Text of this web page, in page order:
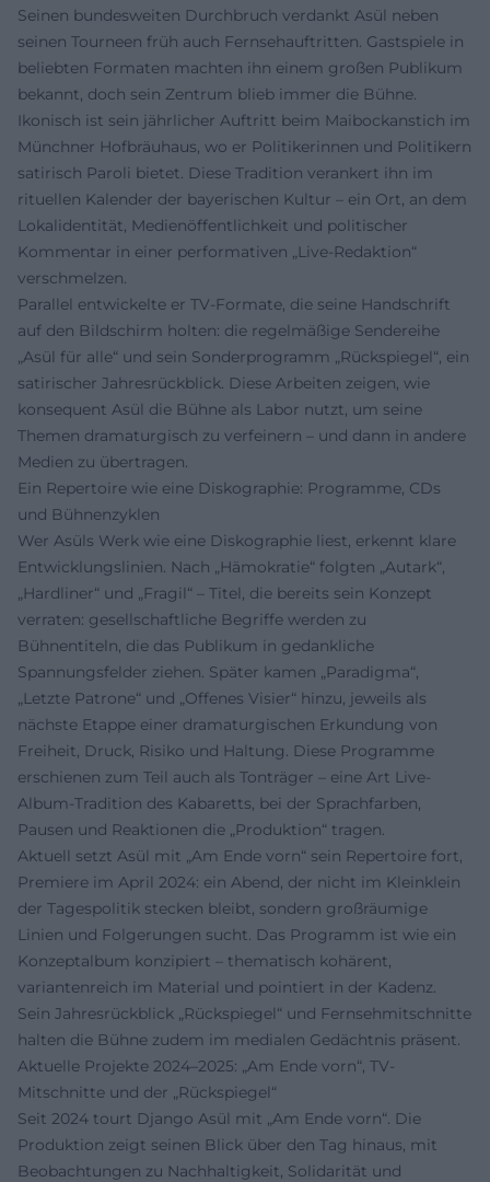
Seinen bundesweiten Durchbruch verdankt Asül neben
seinen Tourneen früh auch Fernsehauftritten. Gastspiele in
beliebten Formaten machten ihn einem großen Publikum
bekannt, doch sein Zentrum blieb immer die Bühne.
Ikonisch ist sein jährlicher Auftritt beim Maibockanstich im
Münchner Hofbräuhaus, wo er Politikerinnen und Politikern
satirisch Paroli bietet. Diese Tradition verankert ihn im
rituellen Kalender der bayerischen Kultur – ein Ort, an dem
Lokalidentität, Medienöffentlichkeit und politischer
Kommentar in einer performativen „Live-Redaktion“
verschmelzen.
Parallel entwickelte er TV-Formate, die seine Handschrift
auf den Bildschirm holten: die regelmäßige Sendereihe
„Asül für alle“ und sein Sonderprogramm „Rückspiegel“, ein
satirischer Jahresrückblick. Diese Arbeiten zeigen, wie
konsequent Asül die Bühne als Labor nutzt, um seine
Themen dramaturgisch zu verfeinern – und dann in andere
Medien zu übertragen.
Ein Repertoire wie eine Diskographie: Programme, CDs
und Bühnenzyklen
Wer Asüls Werk wie eine Diskographie liest, erkennt klare
Entwicklungslinien. Nach „Hämokratie“ folgten „Autark“,
„Hardliner“ und „Fragil“ – Titel, die bereits sein Konzept
verraten: gesellschaftliche Begriffe werden zu
Bühnentiteln, die das Publikum in gedankliche
Spannungsfelder ziehen. Später kamen „Paradigma“,
„Letzte Patrone“ und „Offenes Visier“ hinzu, jeweils als
nächste Etappe einer dramaturgischen Erkundung von
Freiheit, Druck, Risiko und Haltung. Diese Programme
erschienen zum Teil auch als Tonträger – eine Art Live-
Album-Tradition des Kabaretts, bei der Sprachfarben,
Pausen und Reaktionen die „Produktion“ tragen.
Aktuell setzt Asül mit „Am Ende vorn“ sein Repertoire fort,
Premiere im April 2024: ein Abend, der nicht im Kleinklein
der Tagespolitik stecken bleibt, sondern großräumige
Linien und Folgerungen sucht. Das Programm ist wie ein
Konzeptalbum konzipiert – thematisch kohärent,
variantenreich im Material und pointiert in der Kadenz.
Sein Jahresrückblick „Rückspiegel“ und Fernsehmitschnitte
halten die Bühne zudem im medialen Gedächtnis präsent.
Aktuelle Projekte 2024–2025: „Am Ende vorn“, TV-
Mitschnitte und der „Rückspiegel“
Seit 2024 tourt Django Asül mit „Am Ende vorn“. Die
Produktion zeigt seinen Blick über den Tag hinaus, mit
Beobachtungen zu Nachhaltigkeit, Solidarität und